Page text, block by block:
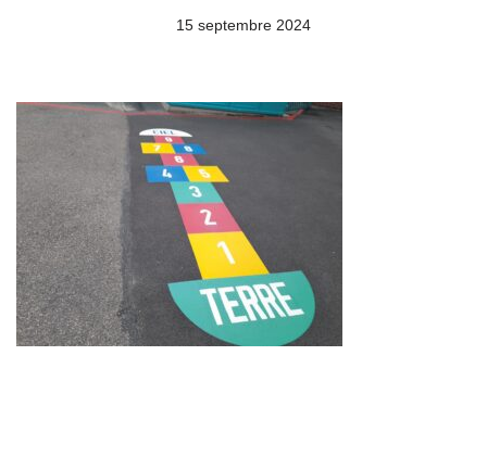
15 septembre 2024